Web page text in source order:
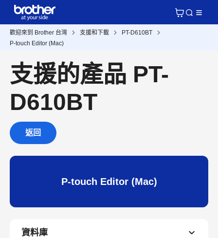
歡迎來到 Brother 台灣 支援和下載
PT-D610BT
P-touch Editor (Mac)
支援的產品 PT-
D610BT
返回
P-touch Editor (Mac)
資料庫